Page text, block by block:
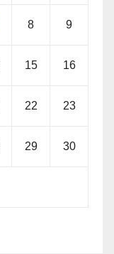
8 9
15 16
22 23
29 30